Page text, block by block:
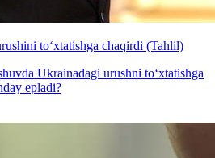
to‘xtatishga chaqirdi (Tahlil)
Ukrainadagi urushni to‘xtatishga
epladi?